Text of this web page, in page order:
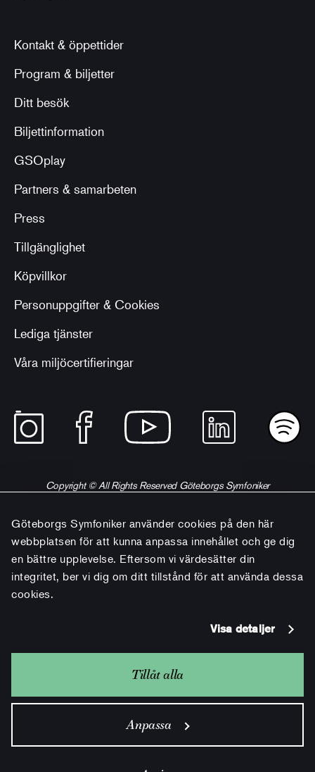
Göteborgs Symfoniker använder cookies på den här
webbplatsen för att kunna anpassa innehållet och ge dig
en bättre upplevelse. Eftersom vi värdesätter din
integritet, ber vi dig om ditt tillstånd för att använda dessa
cookies.
Visa detaljer
Tillåt alla
Anpassa
Kontakt & öppettider
Program & biljetter
Ditt besök
Biljettinformation
GSOplay
Partners & samarbeten
Press
Tillgänglighet
Köpvillkor
Personuppgifter & Cookies
Lediga tjänster
Våra miljöcertifieringar
Copyright © All Rights Reserved Göteborgs Symfoniker